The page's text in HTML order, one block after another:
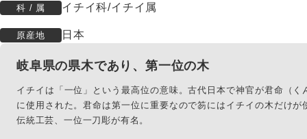
科 / 属 イチイ科/イチイ属
原産地 日本
岐阜県の県木であり、第一位の木
イチイは「一位」という最高位の意味。古代日本で神官が君命（
に使用された。君命は第一位に重要なので笏にはイチイの木だけ
伝統工芸、一位一刀彫が有名。